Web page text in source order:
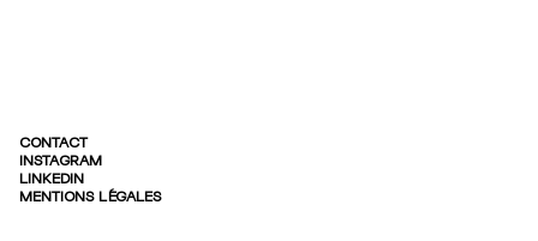
CONTACT
INSTAGRAM
LINKEDIN
MENTIONS LÉGALES